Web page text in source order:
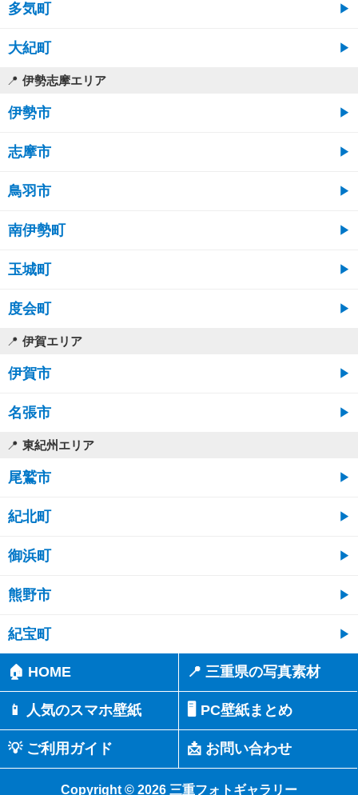
多気町
大紀町
伊勢志摩エリア
伊勢市
志摩市
鳥羽市
南伊勢町
玉城町
度会町
伊賀エリア
伊賀市
名張市
東紀州エリア
尾鷲市
紀北町
御浜町
熊野市
紀宝町
🏠 HOME 📍 三重県の写真素材
📱 人気のスマホ壁紙 🖥️ PC壁紙まとめ
💡 ご利用ガイド 📩 お問い合わせ
Copyright © 2026 三重フォトギャラリー